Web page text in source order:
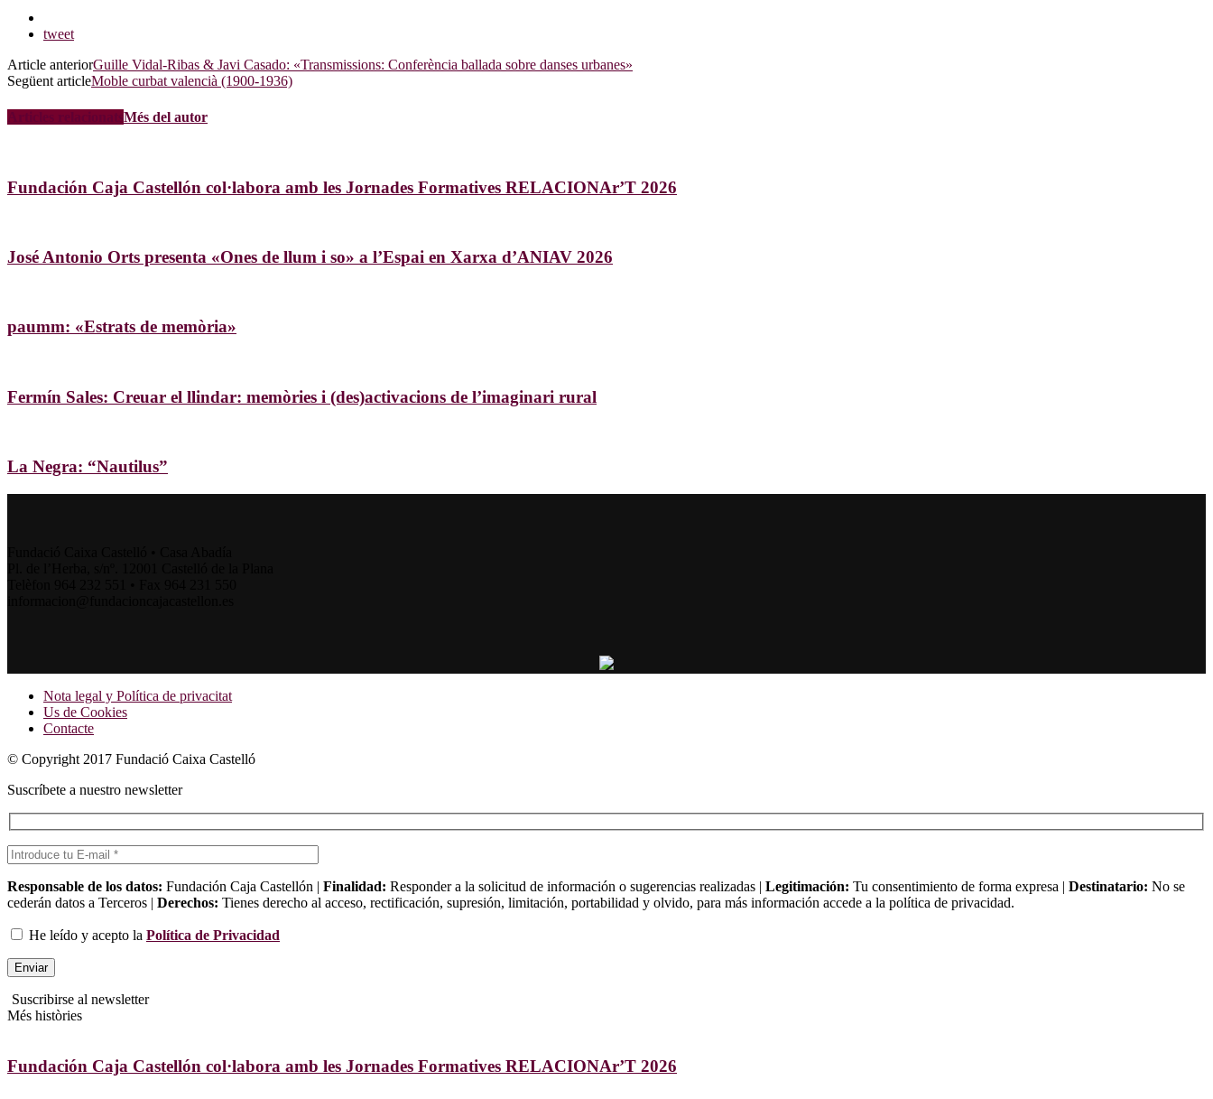
tweet
Article anteriorGuille Vidal-Ribas & Javi Casado: «Transmissions: Conferència ballada sobre danses urbanes»
Següent articleMoble curbat valencià (1900-1936)
Més del autor
Fundación Caja Castellón col·labora amb les Jornades Formatives RELACIONAr’T 2026
José Antonio Orts presenta «Ones de llum i so» a l’Espai en Xarxa d’ANIAV 2026
paumm: «Estrats de memòria»
Fermín Sales: Creuar el llindar: memòries i (des)activacions de l’imaginari rural
La Negra: “Nautilus”
Nota legal y Política de privacitat
Us de Cookies
Contacte
© Copyright 2017 Fundació Caixa Castelló
Suscríbete a nuestro newsletter
Responsable de los datos: Fundación Caja Castellón | Finalidad: Responder a la solicitud de información o sugerencias realizadas | Legitimación: Tu consentimiento de forma expresa | Destinatario: No se
cederán datos a Terceros | Derechos: Tienes derecho al acceso, rectificación, supresión, limitación, portabilidad y olvido, para más información accede a la política de privacidad.
He leído y acepto la Política de Privacidad
Suscribirse al newsletter
Més històries
Fundación Caja Castellón col·labora amb les Jornades Formatives RELACIONAr’T 2026